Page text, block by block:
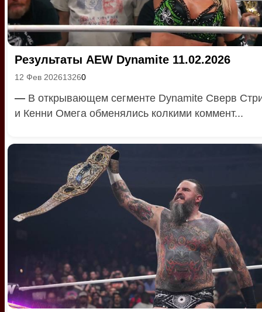
Результаты AEW Dynamite 11.02.2026
12 Фев 202613260
— В открывающем сегменте Dynamite Сверв
и Кенни Омега обменялись колкими коммент...